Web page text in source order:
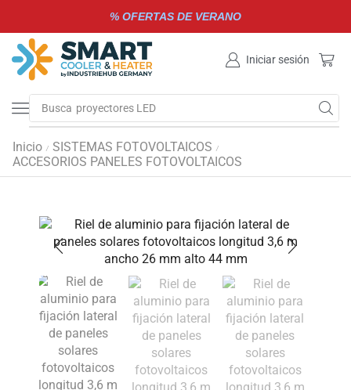
% OFERTAS DE VERANO
Iniciar sesión
Busca
Inicio / SISTEMAS FOTOVOLTAICOS /
ACCESORIOS PANELES FOTOVOLTAICOS